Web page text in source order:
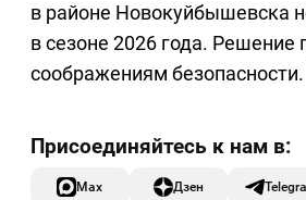
в районе Новокуйбышевска
в сезоне 2026 года. Решение
соображениям безопасности.
Max Дзен